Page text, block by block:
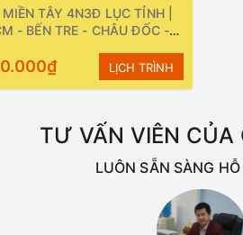
TÂY 4N3Đ LỤC TỈNH |
- BẾN TRE - CHÂU ĐỐC -
LIÊU | Khởi hành: Thứ 2 và
LỊCH TRÌNH
TƯ VẤN VIÊN CỦA
LUÔN SẴN SÀNG